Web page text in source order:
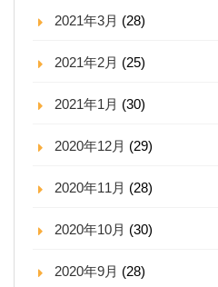
2021年3月 (28)
2021年2月 (25)
2021年1月 (30)
2020年12月 (29)
2020年11月 (28)
2020年10月 (30)
2020年9月 (28)